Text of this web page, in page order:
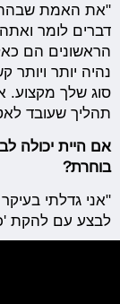
"את האמת
דברים לומר
הראשונים הם
נהיה יותר
סוג שלך מקצוע.
תהליך שעובד
אם היית יכולה
בוחרת?
"אני גדלתי
לבצע עם להקת